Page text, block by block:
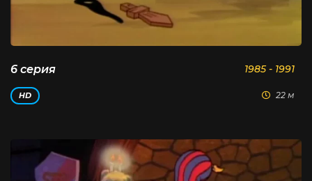
6 серия 1985 - 1991
HD 22 м